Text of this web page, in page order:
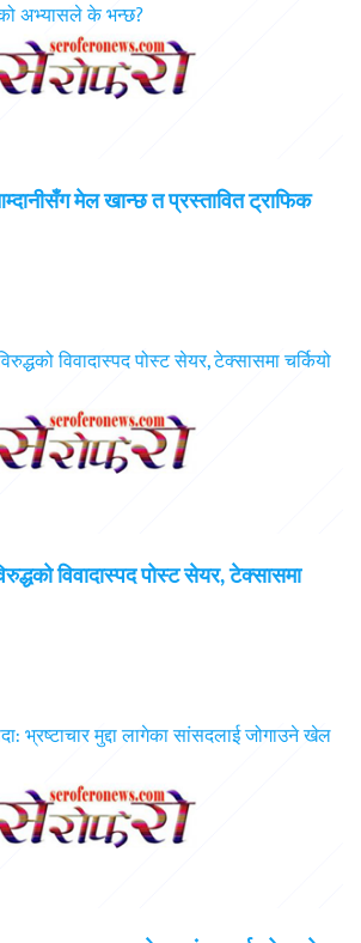
मेल खान्छ त प्रस्तावित ट्राफिक
विवादास्पद पोस्ट सेयर, टेक्सासमा